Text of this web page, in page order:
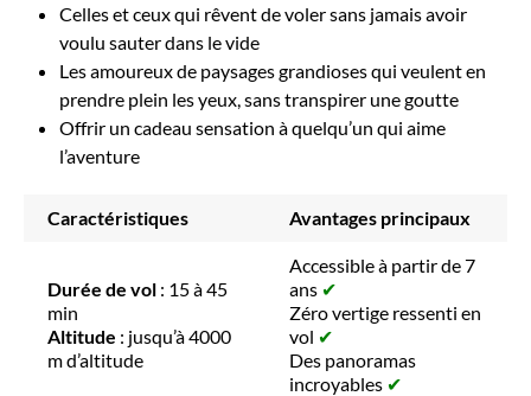
Celles et ceux qui rêvent de voler sans jamais avoir
voulu sauter dans le vide
Les amoureux de paysages grandioses qui veulent en
prendre plein les yeux, sans transpirer une goutte
Offrir un cadeau sensation à quelqu’un qui aime
l’aventure
Caractéristiques Avantages principaux
Durée de vol : 15 à 45
min
Altitude : jusqu’à 4000
m d’altitude
Accessible à partir de 7
ans ✔
Zéro vertige ressenti en
vol ✔
Des panoramas
incroyables ✔